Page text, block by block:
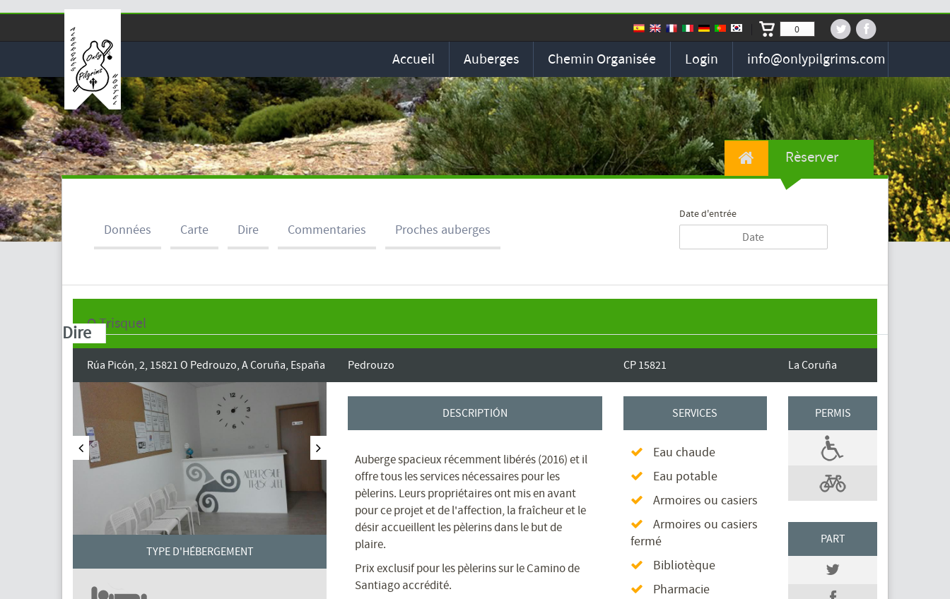
0
Accueil Auberges Chemin Organisée Login info@onlypilgrims.com
Données Carte Dire Commentaries Proches auberges
Date d'entrée
Rèserver
O Trisquel
Rúa Picón, 2, 15821 O Pedrouzo, A Coruña, España Pedrouzo CP 15821 La Coruña
TYPE D'HÉBERGEMENT
DESCRIPTIÓN
Auberge spacieux récemment libérés (2016) et il
offre tous les services nécessaires pour les
pèlerins. Leurs propriétaires ont mis en avant
pour ce projet et de l'affection, la fraîcheur et le
désir accueillent les pèlerins dans le but de
plaire.
Prix ​​exclusif pour les pèlerins sur le Camino de
Santiago accrédité.
SERVICES
Eau chaude
Eau potable
Armoires ou casiers
Armoires ou casiers
fermé
Bibliotèque
Pharmacie
PERMIS
PART
Dire